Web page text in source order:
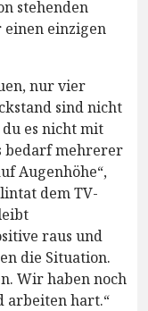
stehenden
einzigen
nur vier
sind nicht
du es nicht mit
bedarf mehrerer
Augenhöhe“,
dem TV-
raus und
die Situation.
Wir haben noch
arbeiten hart.“